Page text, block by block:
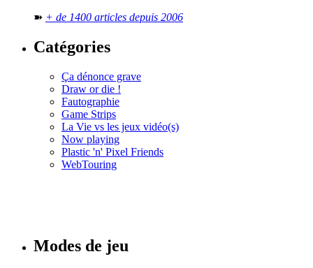
➽ + de 1400 articles depuis 2006
Catégories
Ça dénonce grave
Draw or die !
Fautographie
Game Strips
La Vie vs les jeux vidéo(s)
Now playing
Plastic 'n' Pixel Friends
WebTouring
Modes de jeu